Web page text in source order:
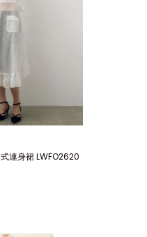
連身裙 LWFO2620